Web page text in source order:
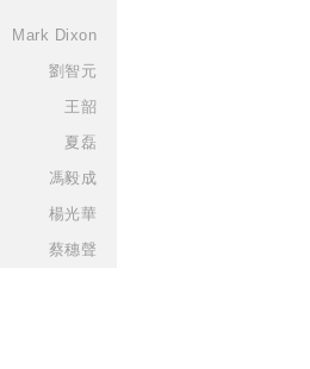
Mark Dixon
劉智元
王韶
夏磊
馮毅成
楊光華
蔡穗聲